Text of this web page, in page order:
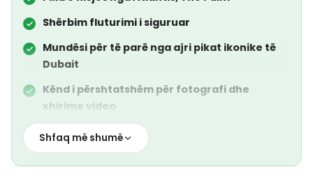
Shërbim fluturimi i siguruar
Mundësi për të parë nga ajri pikat ikonike të
Dubait
Kënd i përshtatshëm për fotografi dhe
xhirime video
Shfaq më shumë